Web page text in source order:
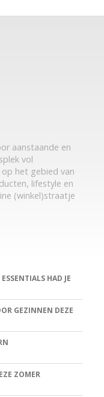
aanstaande en
vol
het gebied van
lifestyle en
(winkel)straatje
HAD JE
GEZINNEN DEZE
ZOMER